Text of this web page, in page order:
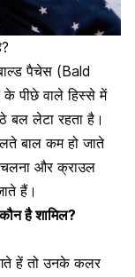
पैचेस (Bald
पीछे वाले हिस्से में
बल लेटा रहता है।
बाल कम हो जाते
चलना और क्राउल
हैं।
है शामिल?
हें तो उनके कलर